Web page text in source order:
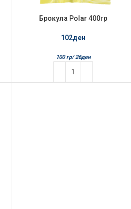
Брокула Polar 400гр
102ден
100 гр/ 26ден